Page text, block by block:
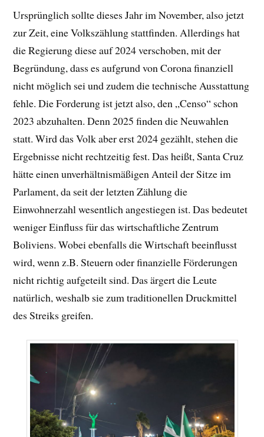
Ursprünglich sollte dieses Jahr im November, also jetzt
zur Zeit, eine Volkszählung stattfinden. Allerdings hat
die Regierung diese auf 2024 verschoben, mit der
Begründung, dass es aufgrund von Corona finanziell
nicht möglich sei und zudem die technische Ausstattung
fehle. Die Forderung ist jetzt also, den „Censo“ schon
2023 abzuhalten. Denn 2025 finden die Neuwahlen
statt. Wird das Volk aber erst 2024 gezählt, stehen die
Ergebnisse nicht rechtzeitig fest. Das heißt, Santa Cruz
hätte einen unverhältnismäßigen Anteil der Sitze im
Parlament, da seit der letzten Zählung die
Einwohnerzahl wesentlich angestiegen ist. Das bedeutet
weniger Einfluss für das wirtschaftliche Zentrum
Boliviens. Wobei ebenfalls die Wirtschaft beeinflusst
wird, wenn z.B. Steuern oder finanzielle Förderungen
nicht richtig aufgeteilt sind. Das ärgert die Leute
natürlich, weshalb sie zum traditionellen Druckmittel
des Streiks greifen.